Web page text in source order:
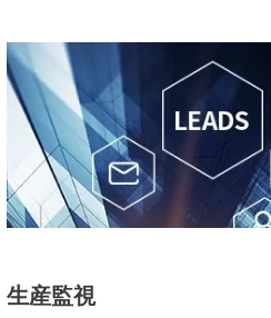
生産監視